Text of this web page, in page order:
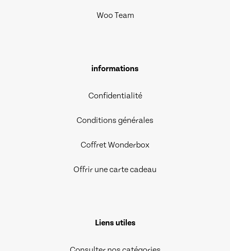
Woo Team
informations
Confidentialité
Conditions générales
Coffret Wonderbox
Offrir une carte cadeau
Liens utiles